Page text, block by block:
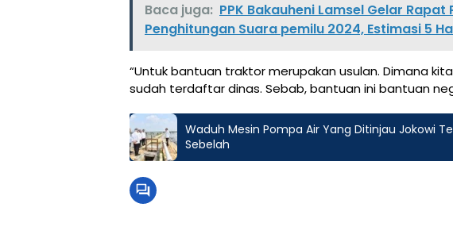
Baca juga: PPK Bakauheni Lamsel Gelar
Penghitungan Suara pemilu 2024, Estimasi 5
“Untuk bantuan traktor merupakan usulan. Dimana
sudah terdaftar dinas. Sebab, bantuan ini bantuan
Waduh Mesin Pompa Air Yang Ditinjau Jokowi
Sebelah